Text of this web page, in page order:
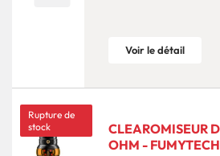
Voir le détail
Rupture de
stock
CLEAROMISEUR
OHM - FUMYTECH